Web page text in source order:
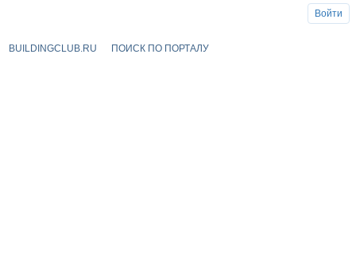
BUILDINGCLUB.RU ПОИСК ПО ПОРТАЛУ
Войти